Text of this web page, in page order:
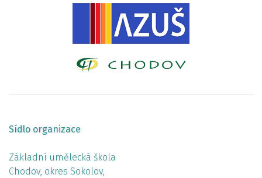
Sídlo organizace
Základní umělecká škola
Chodov, okres Sokolov,